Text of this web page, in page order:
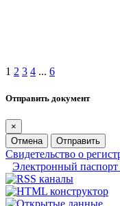
1 2 3 4 ... 6
Отправить документ
×
Отмена
Отправить
Свидетельство о
Электронный